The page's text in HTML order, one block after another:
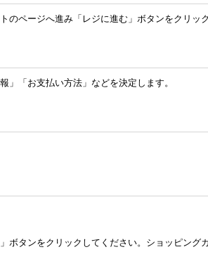
ページへ進み「レジに進む」ボタンをクリッ
」「お支払い方法」などを決定します。
タンをクリックしてください。ショッピング